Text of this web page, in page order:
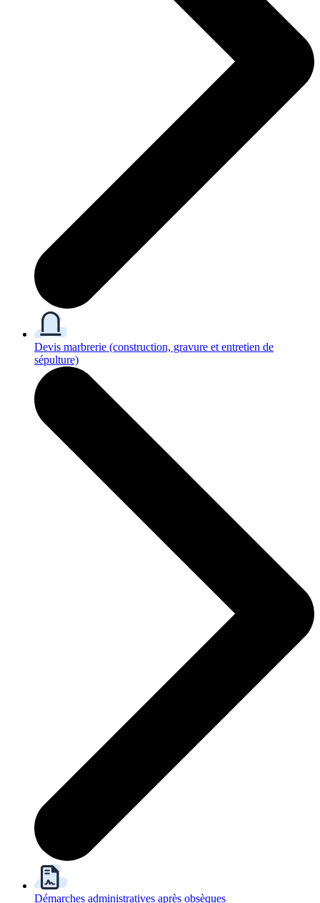
Devis marbrerie (construction, gravure et entretien de
sépulture)
Démarches administratives après obsèques